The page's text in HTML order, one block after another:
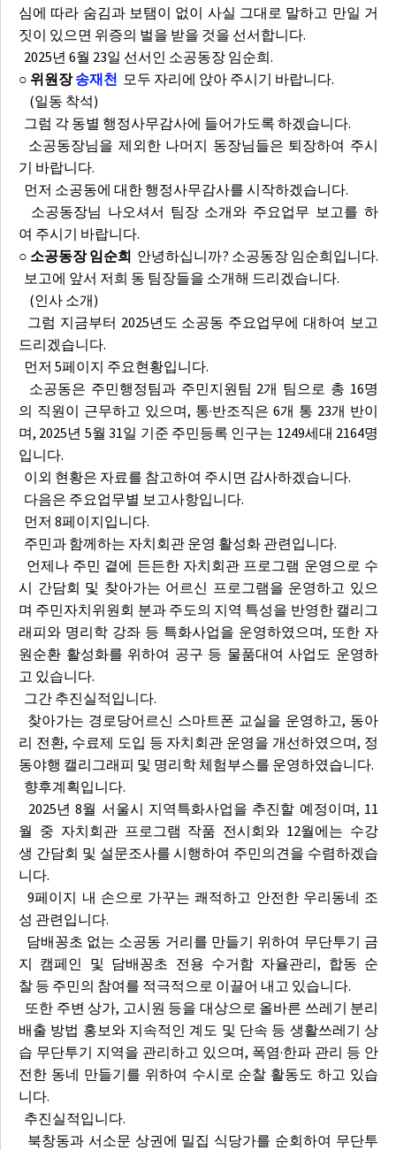
심에 따라 숨김과 보탬이 없이 사실 그대로 말하고 만일 거
짓이 있으면 위증의 벌을 받을 것을 선서합니다.
2025년 6월 23일 선서인 소공동장 임순희.
○ 위원장송재천 모두 자리에 앉아 주시기 바랍니다.
(일동 착석)
그럼 각 동별 행정사무감사에 들어가도록 하겠습니다.
소공동장님을 제외한 나머지 동장님들은 퇴장하여 주시
기 바랍니다.
먼저 소공동에 대한 행정사무감사를 시작하겠습니다.
소공동장님 나오셔서 팀장 소개와 주요업무 보고를 하
여 주시기 바랍니다.
○ 소공동장 임순희 안녕하십니까? 소공동장 임순희입니다.
보고에 앞서 저희 동 팀장들을 소개해 드리겠습니다.
(인사 소개)
그럼 지금부터 2025년도 소공동 주요업무에 대하여 보고
드리겠습니다.
먼저 5페이지 주요현황입니다.
소공동은 주민행정팀과 주민지원팀 2개 팀으로 총 16명
의 직원이 근무하고 있으며, 통·반조직은 6개 통 23개 반이
며, 2025년 5월 31일 기준 주민등록 인구는 1249세대 2164명
입니다.
이외 현황은 자료를 참고하여 주시면 감사하겠습니다.
다음은 주요업무별 보고사항입니다.
먼저 8페이지입니다.
주민과 함께하는 자치회관 운영 활성화 관련입니다.
언제나 주민 곁에 든든한 자치회관 프로그램 운영으로 수
시 간담회 및 찾아가는 어르신 프로그램을 운영하고 있으
며 주민자치위원회 분과 주도의 지역 특성을 반영한 캘리그
래피와 명리학 강좌 등 특화사업을 운영하였으며, 또한 자
원순환 활성화를 위하여 공구 등 물품대여 사업도 운영하
고 있습니다.
그간 추진실적입니다.
찾아가는 경로당어르신 스마트폰 교실을 운영하고, 동아
리 전환, 수료제 도입 등 자치회관 운영을 개선하였으며, 정
동야행 캘리그래피 및 명리학 체험부스를 운영하였습니다.
향후계획입니다.
2025년 8월 서울시 지역특화사업을 추진할 예정이며, 11
월 중 자치회관 프로그램 작품 전시회와 12월에는 수강
생 간담회 및 설문조사를 시행하여 주민의견을 수렴하겠습
니다.
9페이지 내 손으로 가꾸는 쾌적하고 안전한 우리동네 조
성 관련입니다.
담배꽁초 없는 소공동 거리를 만들기 위하여 무단투기 금
지 캠페인 및 담배꽁초 전용 수거함 자율관리, 합동 순
찰 등 주민의 참여를 적극적으로 이끌어 내고 있습니다.
또한 주변 상가, 고시원 등을 대상으로 올바른 쓰레기 분리
배출 방법 홍보와 지속적인 계도 및 단속 등 생활쓰레기 상
습 무단투기 지역을 관리하고 있으며, 폭염·한파 관리 등 안
전한 동네 만들기를 위하여 수시로 순찰 활동도 하고 있습
니다.
추진실적입니다.
북창동과 서소문 상권에 밀집 식당가를 순회하여 무단투